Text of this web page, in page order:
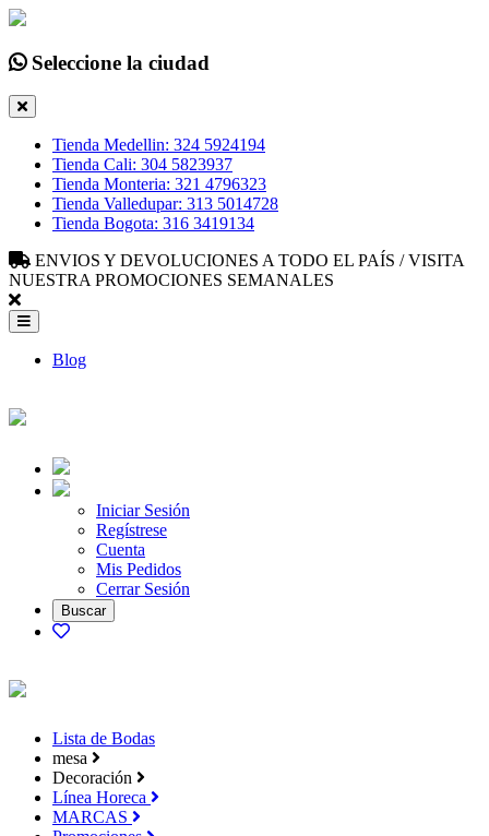
Seleccione la ciudad
Tienda Medellin: 324 5924194
Tienda Cali: 304 5823937
Tienda Monteria: 321 4796323
Tienda Valledupar: 313 5014728
Tienda Bogota: 316 3419134
ENVIOS Y DEVOLUCIONES A TODO EL PAÍS / VISITA
NUESTRA PROMOCIONES SEMANALES
Blog
Iniciar Sesión
Regístrese
Cuenta
Mis Pedidos
Cerrar Sesión
Lista de Bodas
mesa
Decoración
Línea Horeca
MARCAS